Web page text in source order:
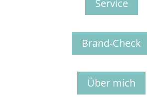
Service
Brand-Check
Über mich